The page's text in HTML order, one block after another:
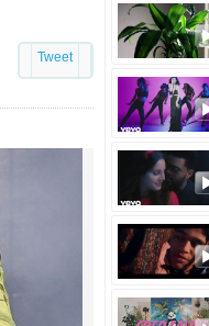
Tweet